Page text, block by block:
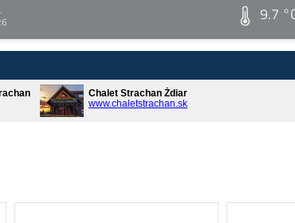
9.7
Chalet Strachan Ždiar
www.chaletstrachan.sk